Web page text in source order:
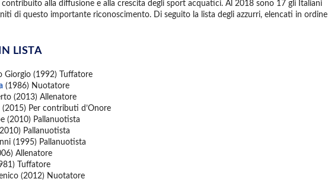
alla diffusione e alla crescita degli sport acquatici. Al 2018 sono 17 gli Italiani
di questo importante riconoscimento. Di seguito la lista degli azzurri, elencati in ordine
LISTA
Giorgio (1992) Tuffatore
(1986) Nuotatore
(2013) Allenatore
Per contributi d’Onore
(2010) Pallanuotista
Pallanuotista
(1995) Pallanuotista
Allenatore
Tuffatore
(2012) Nuotatore